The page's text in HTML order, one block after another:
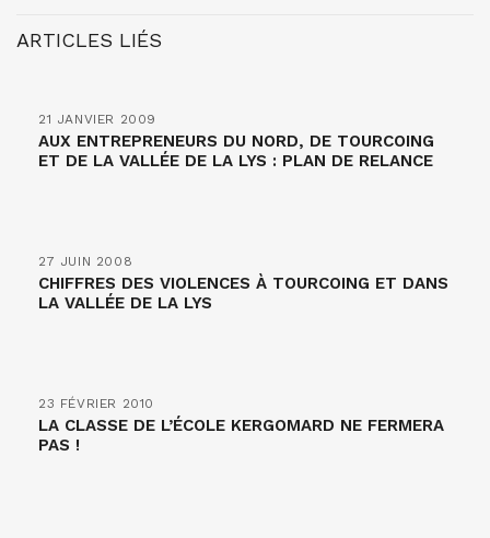
ARTICLES LIÉS
21 JANVIER 2009
AUX ENTREPRENEURS DU NORD, DE TOURCOING
ET DE LA VALLÉE DE LA LYS : PLAN DE RELANCE
27 JUIN 2008
CHIFFRES DES VIOLENCES À TOURCOING ET DANS
LA VALLÉE DE LA LYS
23 FÉVRIER 2010
LA CLASSE DE L’ÉCOLE KERGOMARD NE FERMERA
PAS !